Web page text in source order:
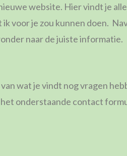
website. Hier vindt je
ik voor je zou kunnen doen.
naar de juiste informatie.
wat je vindt nog vragen
onderstaande contact